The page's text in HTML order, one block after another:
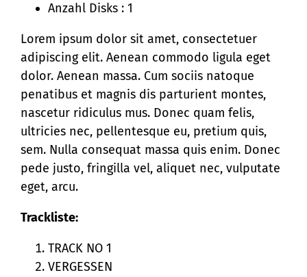
Anzahl Disks : 1
Lorem ipsum dolor sit amet, consectetuer
adipiscing elit. Aenean commodo ligula eget
dolor. Aenean massa. Cum sociis natoque
penatibus et magnis dis parturient montes,
nascetur ridiculus mus. Donec quam felis,
ultricies nec, pellentesque eu, pretium quis,
sem. Nulla consequat massa quis enim. Donec
pede justo, fringilla vel, aliquet nec, vulputate
eget, arcu.
Trackliste:
TRACK NO 1
VERGESSEN